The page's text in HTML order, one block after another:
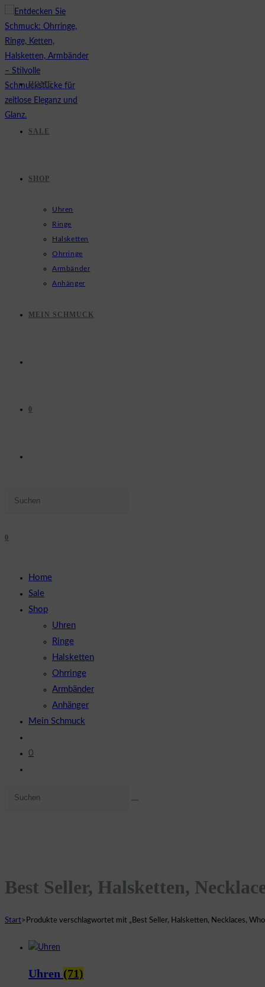
Zum
Inhalt
springen
HOME
SALE
SHOP
Uhren
Ringe
Halsketten
Ohrringe
Armbänder
Anhänger
MEIN SCHMUCK
0
SUCHE
0
Home
Sale
Shop
Uhren
Ringe
Halsketten
Ohrringe
Armbänder
Anhänger
Mein Schmuck
0
umschalten
Best Seller, Halsketten,
Start> Produkte verschlagwortet mit „Best Seller, Halsketten, Necklaces,
Uhren (71)